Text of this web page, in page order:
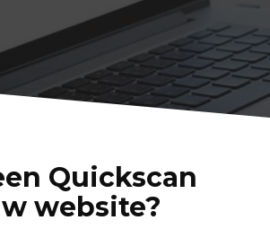
Quickscan
website?